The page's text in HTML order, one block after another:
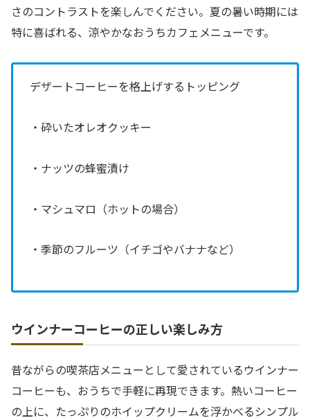
さのコントラストを楽しんでください。夏の暑い時期には
特に喜ばれる、涼やかなおうちカフェメニューです。
デザートコーヒーを格上げするトッピング
・砕いたオレオクッキー
・ナッツの蜂蜜漬け
・マシュマロ（ホットの場合）
・季節のフルーツ（イチゴやバナナなど）
ウインナーコーヒーの正しい楽しみ方
昔ながらの喫茶店メニューとして愛されているウインナー
コーヒーも、おうちで手軽に再現できます。熱いコーヒー
の上に、たっぷりのホイップクリームを浮かべるシンプル